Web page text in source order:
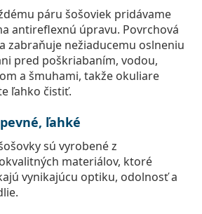
páru šošoviek pridávame
antireflexnú úpravu. Povrchová
zabraňuje nežiaducemu oslneniu
pred poškriabaním, vodou,
a šmuhami, takže okuliare
ľahko čistiť.
ľahké
sú vyrobené z
materiálov, ktoré
vynikajúcu optiku, odolnosť a